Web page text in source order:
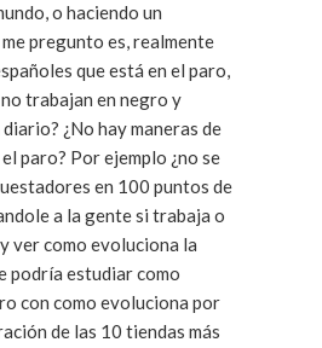
o haciendo un
trabajan en negro y
maneras de
¿no se
en 100 puntos de
a la gente si trabaja o
ver como evoluciona la
con como evoluciona por
de las 10 tiendas más